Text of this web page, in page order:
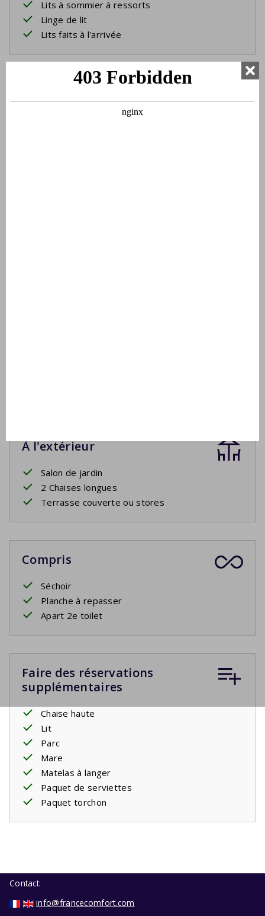
Lits à sommier à ressorts
Linge de lit
Lits faits à l'arrivée
À l'extérieur
Salon de jardin
2 Chaises longues
Terrasse couverte ou stores
Compris
Séchoir
Planche à repasser
Apart 2e toilet
Faire des réservations
supplémentaires
Chaise haute
Lit
Parc
Mare
Matelas à langer
Paquet de serviettes
Paquet torchon
Contact:
info@francecomfort.com